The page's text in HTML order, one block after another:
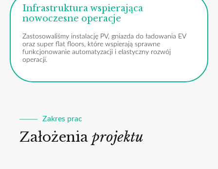
Infrastruktura wspierająca
nowoczesne operacje
Zastosowaliśmy instalację PV, gniazda do ładowania EV
oraz super flat floors, które wspierają sprawne
funkcjonowanie automatyzacji i elastyczny rozwój
operacji.
Zakres prac
Założenia projektu